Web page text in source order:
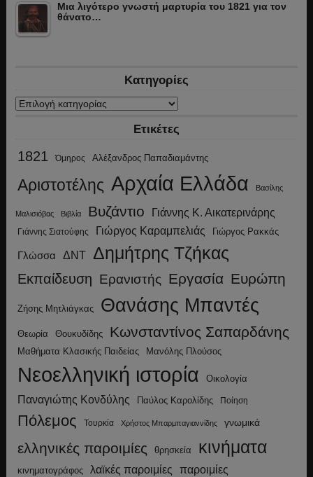
Μια λιγότερο γνωστή μαρτυρία του 1821 για τον
θάνατο…
Κατηγορίες
Κατηγορίες
Ετικέτες
1821 Όμηρος Αλέξανδρος Παπαδιαμάντης
Αριστοτέλης Αρχαία Ελλάδα Βασίλης
Μαλισιόβας Βιβλία Βυζάντιο Γιάννης Κ. Αικατερινάρης
Γιάννης Σιατούφης Γιώργος Καραμπελιάς Γιώργος Ρακκάς
Γλώσσα ΔΝΤ Δημήτρης Τζήκας
Εκπαίδευση Ερανιστής Εργασία Ευρώπη
Ζήσης Μητλιάγκας Θανάσης Μπαντές
Θεωρία Θουκυδίδης Κωνσταντίνος Σαπαρδάνης
Μαθήματα Κλασικής Παιδείας Μανόλης Πλούσος
Νεοελληνική ιστορία Οικολογία
Παναγιώτης Κονδύλης Παύλος Καρολίδης Ποίηση
Πόλεμος Τουρκία Χρήστος Μπαρμπαγιαννίδης γνωμικά
ελληνικές παροιμίες θρησκεία κινήματα
κινηματογράφος λαϊκές παροιμίες παροιμίες